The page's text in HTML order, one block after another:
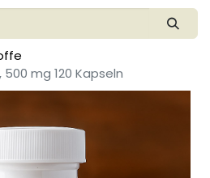
mg 120 Kapseln